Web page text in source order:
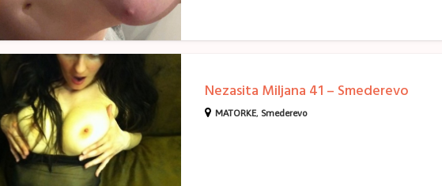
Nezasita Miljana 41 – Smederevo
MATORKE, Smederevo